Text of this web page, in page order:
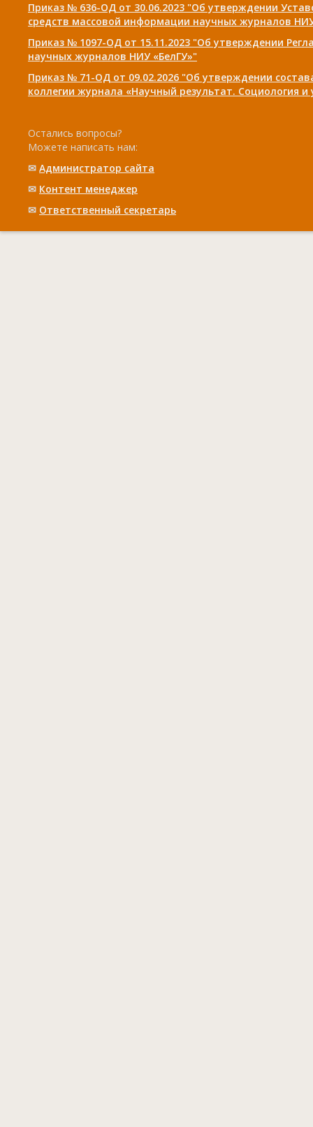
Приказ № 636-ОД от 30.06.2023 "Об утверждении
средств массовой информации научных журналов
Приказ № 1097-ОД от 15.11.2023 "Об утверждении
научных журналов НИУ «БелГУ»"
Приказ № 71-ОД от 09.02.2026 "Об утверждении
коллегии журнала «Научный результат. Социология и
Остались вопросы?
Можете написать нам:
✉ Администратор сайта
✉ Контент менеджер
✉ Ответственный cекретарь